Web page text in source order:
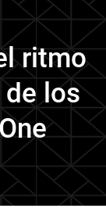
ritmo
los